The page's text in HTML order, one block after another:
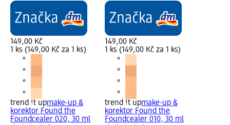
149,00 Kč
1 ks (149,00 Kč za 1 ks)
trend !t upmake-up &
korektor Found the
Foundcealer 020, 30 ml
149,00 Kč
1 ks (149,00 Kč za 1 ks)
trend !t upmake-up &
korektor Found the
Foundcealer 010, 30 ml